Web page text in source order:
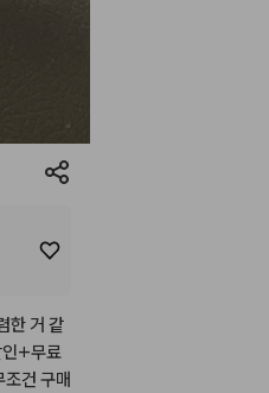
한 거 같
+무료
조건 구매